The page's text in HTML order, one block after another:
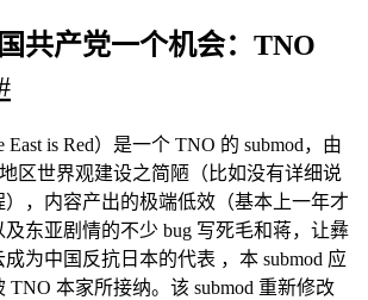
共产党一个机会：TNO
is Red）是一个 TNO 的 submod，由
区世界观建设之简陋（比如没有详细说
，内容产出的极端低效（基本上一年才
东亚剧情的不少 bug 写死毛和蒋，让彝
为中国反抗日本的代表 ，本 submod 应
TNO 本家所接纳。该 submod 重新修改